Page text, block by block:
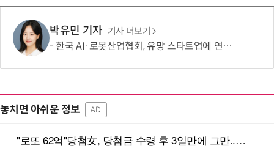
박유민 기자 기사 더보기
한국 AI·로봇산업협회, 유망 스타트업에 연회비 전액 면제
놓치면 아쉬운 정보 AD